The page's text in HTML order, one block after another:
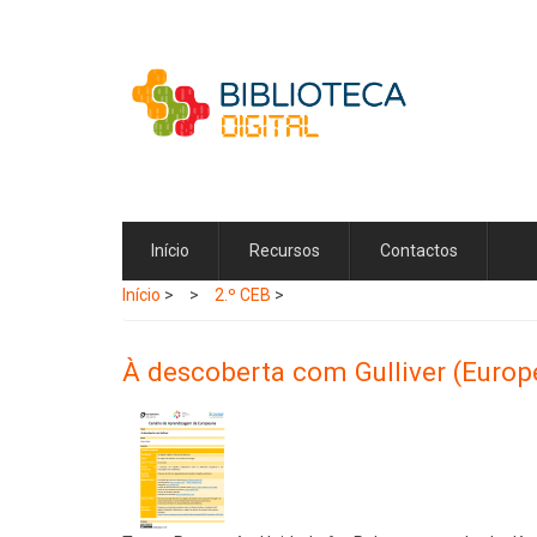
Início Recursos Contactos
Início > 2.º CEB >
À descoberta com Gulliver